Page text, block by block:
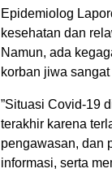
Epidemiolog
kesehatan dan
Namun, ada
korban jiwa
”Situasi Covid-19
terakhir karena
pengawasan, dan
informasi, serta